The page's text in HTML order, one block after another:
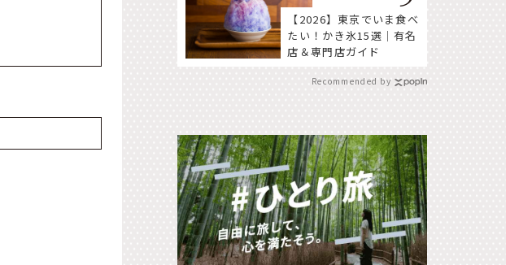
【2026】東京でいま食べ
たい！かき氷15選｜有名
店＆専門店ガイド
Recommended by